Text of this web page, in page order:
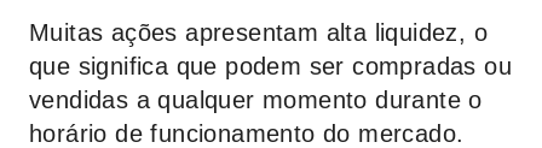
Muitas ações apresentam alta liquidez, o
que significa que podem ser compradas ou
vendidas a qualquer momento durante o
horário de funcionamento do mercado.